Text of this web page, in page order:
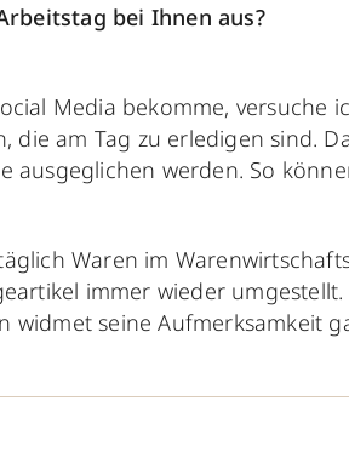
bei Ihnen aus?
Media bekomme,
die am Tag zu erledigen sind.
ausgeglichen werden. So
Waren im
immer wieder
widmet seine Aufmerksamkeit